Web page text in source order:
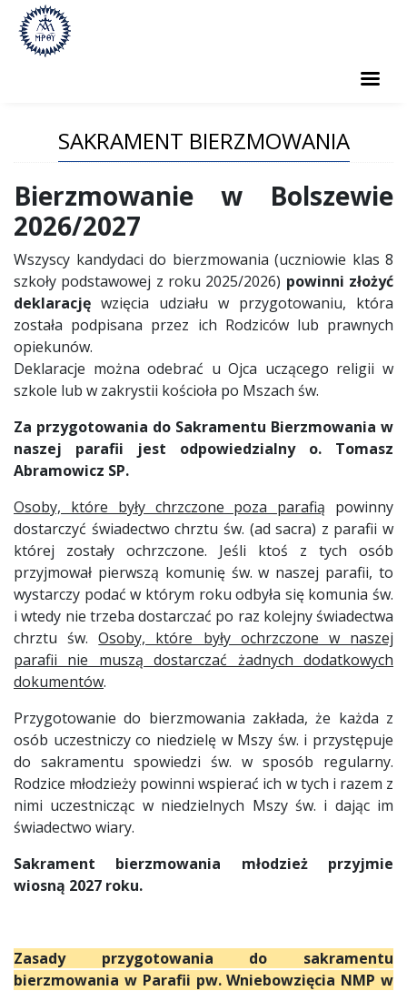
SAKRAMENTY
GRUPY PARAFIALNE
CMENTARZ
KONTAKT
SAKRAMENT BIERZMOWANIA
Bierzmowanie w Bolszewie
2026/2027
Wszyscy kandydaci do bierzmowania (uczniowie klas 8
szkoły podstawowej z roku 2025/2026) powinni złożyć
deklarację wzięcia udziału w przygotowaniu, która
została podpisana przez ich Rodziców lub prawnych
opiekunów.
Deklaracje można odebrać u Ojca uczącego religii w
szkole lub w zakrystii kościoła po Mszach św.
Za przygotowania do Sakramentu Bierzmowania w
naszej parafii jest odpowiedzialny o. Tomasz
Abramowicz SP.
Osoby, które były chrzczone poza parafią powinny
dostarczyć świadectwo chrztu św. (ad sacra) z parafii w
której zostały ochrzczone. Jeśli ktoś z tych osób
przyjmował pierwszą komunię św. w naszej parafii, to
wystarczy podać w którym roku odbyła się komunia św.
i wtedy nie trzeba dostarczać po raz kolejny świadectwa
chrztu św.Osoby, które były ochrzczone w naszej
parafii nie muszą dostarczać żadnych dodatkowych
dokumentów.
Przygotowanie do bierzmowania zakłada, że każda z
osób uczestniczy co niedzielę w Mszy św. i przystępuje
do sakramentu spowiedzi św. w sposób regularny.
Rodzice młodzieży powinni wspierać ich w tych i razem z
nimi uczestnicząc w niedzielnych Mszy św. i dając im
świadectwo wiary.
Sakrament bierzmowania młodzież przyjmie
wiosną 2027 roku.
Zasady przygotowania do sakramentu
bierzmowania w Parafii pw. Wniebowzięcia NMP w